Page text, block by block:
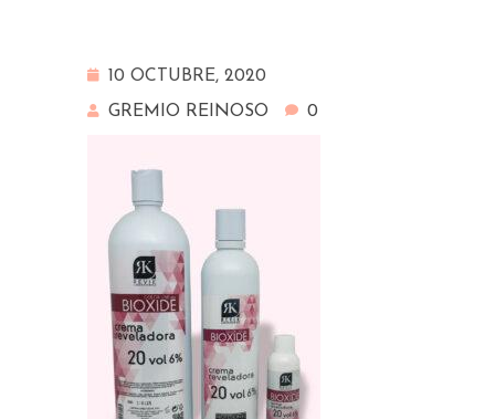
10 OCTUBRE, 2020
GREMIO REINOSO
0